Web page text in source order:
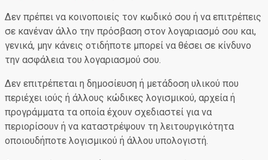
Δεν πρέπει να κοινοποιείς τον κωδικό σου ή να επιτρέπεις
σε κανέναν άλλο την πρόσβαση στον λογαριασμό σου και,
γενικά, μην κάνεις οτιδήποτε μπορεί να θέσει σε κίνδυνο
την ασφάλεια του λογαριασμού σου.
Δεν επιτρέπεται η δημοσίευση ή μετάδοση υλικού που
περιέχει ιούς ή άλλους κώδικες λογισμικού, αρχεία ή
προγράμματα τα οποία έχουν σχεδιαστεί για να
περιορίσουν ή να καταστρέψουν τη λειτουργικότητα
οποιουδήποτε λογισμικού ή άλλου υπολογιστή.